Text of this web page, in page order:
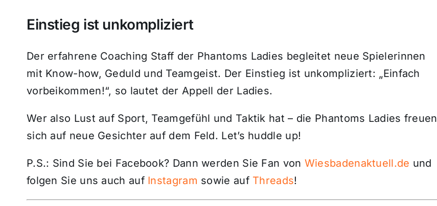
Einstieg ist unkompliziert
Der erfahrene Coaching Staff der Phantoms Ladies begleitet neue Spielerinnen
mit Know-how, Geduld und Teamgeist. Der Einstieg ist unkompliziert: „Einfach
vorbeikommen!“, so lautet der Appell der Ladies.
Wer also Lust auf Sport, Teamgefühl und Taktik hat – die Phantoms Ladies freuen
sich auf neue Gesichter auf dem Feld. Let’s huddle up!
P.S.: Sind Sie bei Facebook? Dann werden Sie Fan von Wiesbadenaktuell.de und
folgen Sie uns auch auf Instagram sowie auf Threads!